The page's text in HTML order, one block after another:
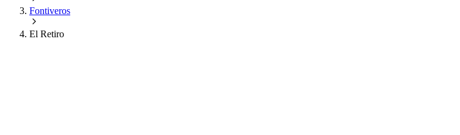
Fontiveros
El Retiro